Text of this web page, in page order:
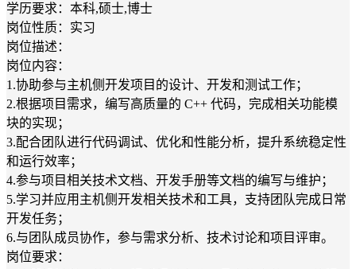
学历要求：本科,硕士,博士
岗位性质：实习
岗位描述：
岗位内容：
1.协助参与主机侧开发项目的设计、开发和测试工作；
2.根据项目需求，编写高质量的 C++ 代码，完成相关功能模
块的实现；
3.配合团队进行代码调试、优化和性能分析，提升系统稳定性
和运行效率；
4.参与项目相关技术文档、开发手册等文档的编写与维护；
5.学习并应用主机侧开发相关技术和工具，支持团队完成日常
开发任务；
6.与团队成员协作，参与需求分析、技术讨论和项目评审。
岗位要求：